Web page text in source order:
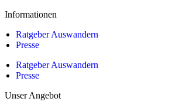
Informationen
Ratgeber Auswandern
Presse
Ratgeber Auswandern
Presse
Unser Angebot